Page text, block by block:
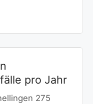
pro Jahr
275